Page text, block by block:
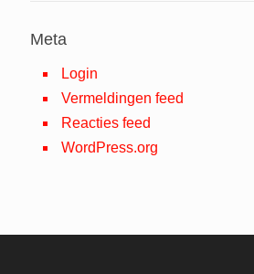
Meta
Login
Vermeldingen feed
Reacties feed
WordPress.org